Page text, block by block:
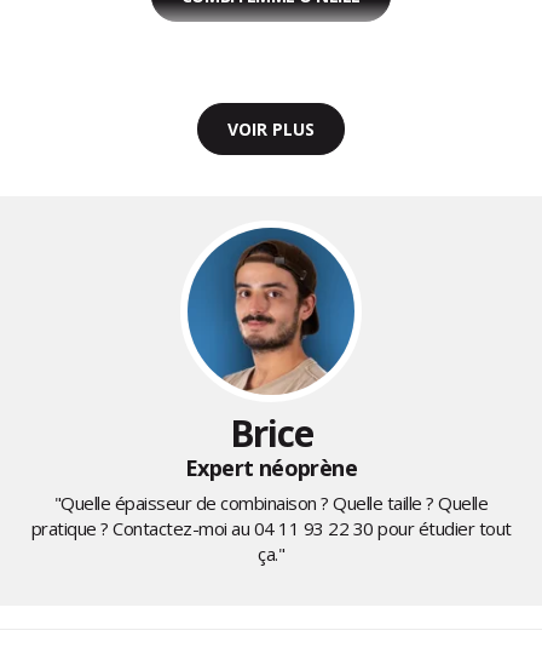
VOIR PLUS
Brice
Expert néoprène
"Quelle épaisseur de combinaison ? Quelle taille ? Quelle
pratique ? Contactez-moi au 04 11 93 22 30 pour étudier tout
ça."